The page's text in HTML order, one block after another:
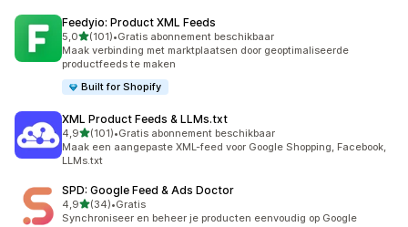
Feedyio: Product XML Feeds
5,0van 5 sterren
(101)
101 recensies in totaal
•Gratis abonnement beschikbaar
Maak verbinding met marktplaatsen door geoptimaliseerde
productfeeds te maken
Built for Shopify
XML Product Feeds & LLMs.txt
4,9van 5 sterren
(101)
101 recensies in totaal
•Gratis abonnement beschikbaar
Maak een aangepaste XML-feed voor Google Shopping, Facebook,
LLMs.txt
SPD: Google Feed & Ads Doctor
4,9van 5 sterren
(34)
34 recensies in totaal
•Gratis
Synchroniseer en beheer je producten eenvoudig op Google